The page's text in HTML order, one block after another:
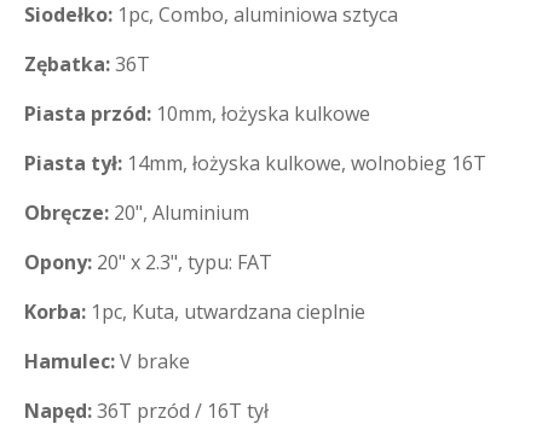
Siodełko: 1pc, Combo, aluminiowa sztyca
Zębatka:36T
Piasta przód: 10mm, łożyska kulkowe
Piasta tył: 14mm, łożyska kulkowe, wolnobieg 16T
Obręcze: 20", Aluminium
Opony: 20" x 2.3", typu: FAT
Korba: 1pc, Kuta, utwardzana cieplnie
Hamulec:V brake
Napęd:36T przód / 16T tył